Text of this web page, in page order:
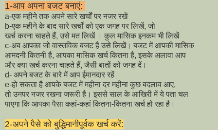
1-आप अपना बजट बनाएं:
a-एक महीने तक अपने सारे खर्चों पर नजर रखें
b-एक महीने के बाद सारे खर्चों को एक जगह पर लिखें, जो
खर्च करना चाहते हैं, उसे मत लिखें । कुल मासिक इनकम भी लिखें
c-अब आपका जो वास्तविक बजट है उसे लिखें। बजट में आपकी मासिक
आमदनी कितनी है, आपका मासिक खर्च कितना है, इसके अलावा आप
और क्या खर्च करना चाहते हैं, जैसी बातों को जगह दें।
d- अपने बजट के बारे में आप ईमानदार रहें
e-हो सकता है आपके बजट में महीना दर महीना कुछ बदलाव आए,
तो उनपर नजर रखना जरूरी है। इससे साल के आखिरी में ये पता चल
पाएगा कि आपका पैसा कहां-कहां कितना-कितना खर्च हो रहा है।
2-अपने पैसे को बुद्धिमानीपूर्वक खर्च करें: